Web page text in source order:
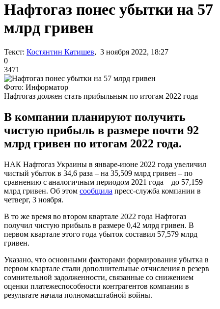
Нафтогаз понес убытки на 57
млрд гривен
Текст: Костянтин Катишев, 3 ноября 2022, 18:27
0
3471
Фото: Информатор
Нафтогаз должен стать прибыльным по итогам 2022 года
В компании планируют получить
чистую прибыль в размере почти 92
млрд гривен по итогам 2022 года.
НАК Нафтогаз Украины в январе-июне 2022 года увеличил
чистый убыток в 34,6 раза – на 35,509 млрд гривен – по
сравнению с аналогичным периодом 2021 года – до 57,159
млрд гривен. Об этом сообщила пресс-служба компании в
четверг, 3 ноября.
В то же время во втором квартале 2022 года Нафтогаз
получил чистую прибыль в размере 0,42 млрд гривен. В
первом квартале этого года убыток составил 57,579 млрд
гривен.
Указано, что основными факторами формирования убытка в
первом квартале стали дополнительные отчисления в резерв
сомнительной задолженности, связанные со снижением
оценки платежеспособности контрагентов компании в
результате начала полномасштабной войны.